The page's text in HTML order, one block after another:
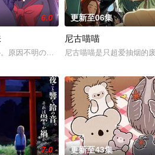
6.0
因不明の病に悩まされている女子高生・
更新至06集
尼古喵喵
尼古喵喵是只超爱抽烟的
7.0 更新至43集